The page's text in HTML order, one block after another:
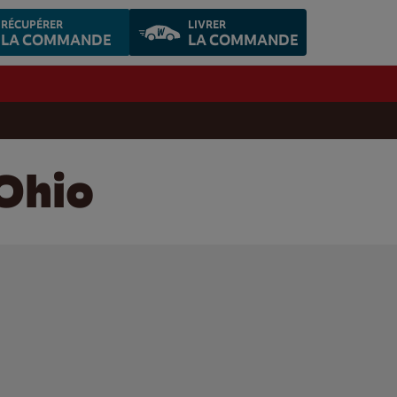
RÉCUPÉRER
LA COMMANDE
LIVRER
LA COMMANDE